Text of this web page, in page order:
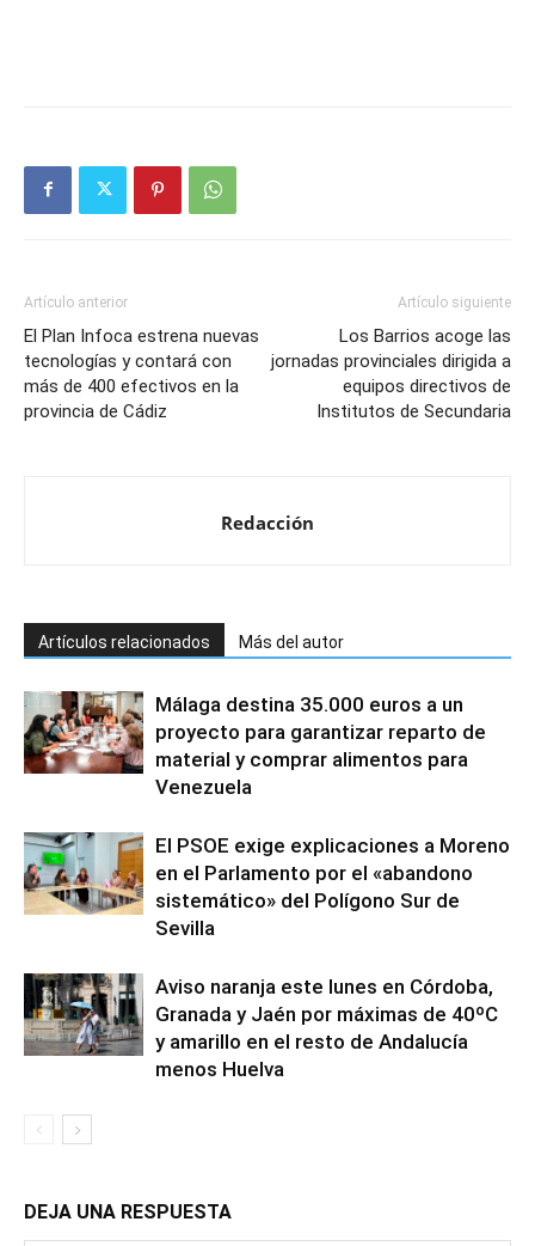
Artículo anterior
El Plan Infoca estrena nuevas
tecnologías y contará con
más de 400 efectivos en la
provincia de Cádiz
Artículo siguiente
Los Barrios acoge las
jornadas provinciales dirigida a
equipos directivos de
Institutos de Secundaria
Redacción
Artículos relacionados Más del autor
Málaga destina 35.000 euros a un
proyecto para garantizar reparto de
material y comprar alimentos para
Venezuela
El PSOE exige explicaciones a Moreno
en el Parlamento por el «abandono
sistemático» del Polígono Sur de
Sevilla
Aviso naranja este lunes en Córdoba,
Granada y Jaén por máximas de 40ºC
y amarillo en el resto de Andalucía
menos Huelva
DEJA UNA RESPUESTA